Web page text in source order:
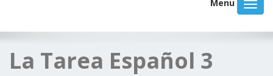
Menu
La Tarea Español 3